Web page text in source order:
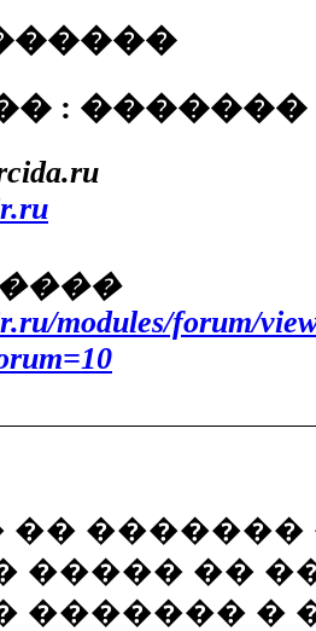
: �������
����
modules/forum/
�� �������
����� ��
������� �